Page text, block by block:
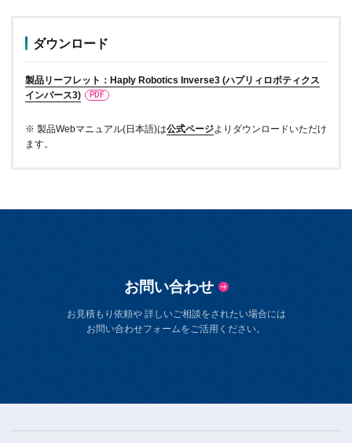
ダウンロード
製品リーフレット：Haply Robotics Inverse3 (ハプリィロボティクス
インバース3)
※ 製品Webマニュアル(日本語)は公式ページよりダウンロードいただけ
ます。
お問い合わせ
お見積もり依頼や 詳しいご相談をされたい場合には
お問い合わせフォームをご活用ください。